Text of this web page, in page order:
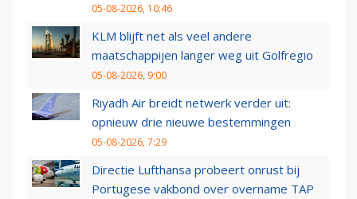
05-08-2026, 10:46
KLM blijft net als veel andere
maatschappijen langer weg uit Golfregio
05-08-2026, 9:00
Riyadh Air breidt netwerk verder uit:
opnieuw drie nieuwe bestemmingen
05-08-2026, 7:29
Directie Lufthansa probeert onrust bij
Portugese vakbond over overname TAP